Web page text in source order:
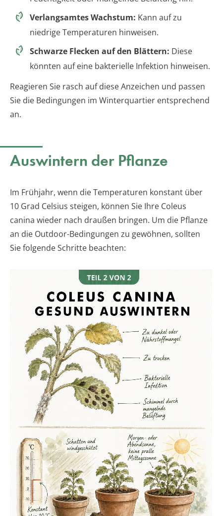
Verlangsamtes Wachstum: Kann auf zu
niedrige Temperaturen hinweisen.
Schwarze Flecken auf den Blättern: Diese
könnten auf eine bakterielle Infektion hinweisen.
Reagieren Sie rasch auf diese Anzeichen und passen
Sie die Bedingungen im Winterquartier entsprechend
an.
Auswintern der Pflanze
Im Frühjahr, wenn die Temperaturen konstant über
10 Grad Celsius steigen, können Sie Ihre Coleus
canina wieder nach draußen bringen. Um die Pflanze
an die Outdoor-Bedingungen zu gewöhnen, sollten
Sie folgende Schritte beachten: